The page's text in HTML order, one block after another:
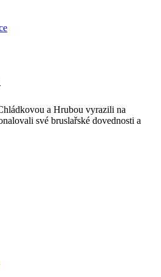
a Hrubou vyrazili na
své bruslařské dovednosti a